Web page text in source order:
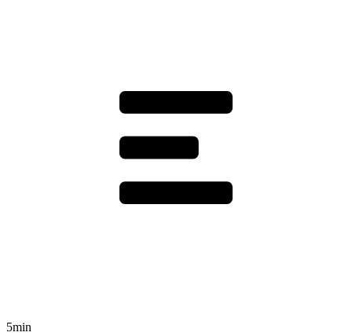
5min